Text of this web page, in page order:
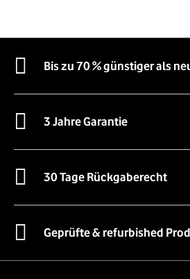
Bis zu 70 % günstiger als
3 Jahre Garantie
30 Tage Rückgaberecht
Geprüfte & refurbished